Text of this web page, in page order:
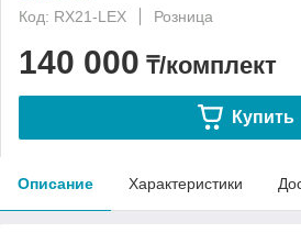
Код: RX21-LEX
Розница
140 000 ₸/комплект
Купить
Описание Характеристики